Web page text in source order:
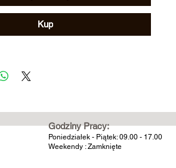
Kup
Godziny Pracy:
Poniedziałek - Piątek: 09.00 - 17.00
Weekendy : Zamknięte